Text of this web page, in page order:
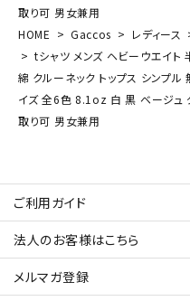
取り可 男女兼用
HOME
Gaccos レディース
tシャツ メンズ ヘビーウエイト
綿 クルーネック トップス シンプ
イズ 全6色 8.1oz 白 黒 ベージュ
取り可 男女兼用
ご利用ガイド
法人のお客様はこちら
メルマガ登録